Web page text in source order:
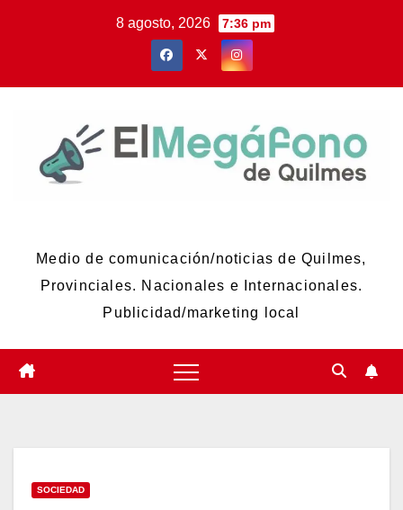
8 agosto, 2026 7:36 pm
Medio de comunicación/noticias de Quilmes,
Provinciales. Nacionales e Internacionales.
Publicidad/marketing local
SOCIEDAD